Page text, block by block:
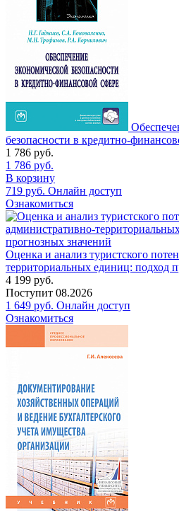
безопасности в кредитно-
1 786 руб.
1 786 руб.
В корзину
719 руб. Онлайн доступ
Ознакомиться
Оценка и анализ туристского
территориальных единиц: подход
4 199 руб.
Поступит 08.2026
1 649 руб. Онлайн доступ
Ознакомиться